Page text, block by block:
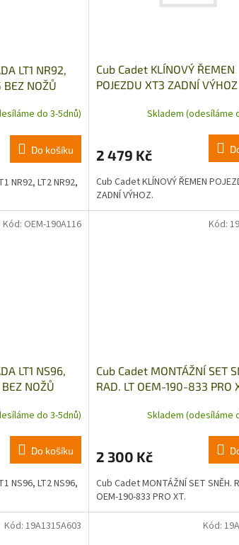
LT1 NR92,
BEZ NOŽŮ
do 3-5dnů)
Do košíku
NR92, LT2 NR92,
Cub Cadet KLÍNOVÝ ŘEMEN
POJEZDU XT3 ZADNÍ VÝHOZ
Skladem (odesíláme
2 479 Kč
Cub Cadet KLÍNOVÝ ŘEMEN
ZADNÍ VÝHOZ.
LT1 NS96,
NOŽŮ
do 3-5dnů)
Do košíku
NS96, LT2 NS96,
Kód: OEM-190A116
Cub Cadet MONTÁŽNÍ SET
RAD. LT OEM-190-833 PRO
Skladem (odesíláme
2 300 Kč
Cub Cadet MONTÁŽNÍ SET SNĚH.
OEM-190-833 PRO XT.
Kód:
Kód: 19A1315A603 Kód: